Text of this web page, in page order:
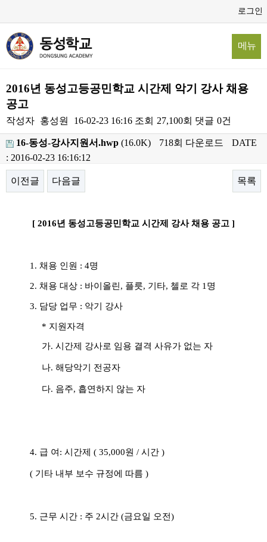
로그인
메뉴
2016년 동성고등공민학교 시간제 악기 강사 채용
공고
작성자 홍성원 16-02-23 16:16 조회 27,100회 댓글 0건
16-동성-강사지원서.hwp (16.0K) 718회 다운로드
DATE
: 2016-02-23 16:16:12
이전글 다음글 목록
[ 2016년 동성고등공민학교 시간제 강사 채용 공고 ]
1. 채용 인원 : 4명
2. 채용 대상 : 바이올린 , 플릇, 기타, 첼로 각 1 명
3. 담당 업무 : 악기 강사
* 지원자격
가. 시간제 강사로 임용 결격 사유가 없는 자
나. 해당악기 전공자
다. 음주, 흡연하지 않는 자
4. 급 여 : 시간제 ( 35,000원 / 시간 )
( 기타 내부 보수 규정에 따름 )
5. 근무 시간 : 주 2시간 (금요일 오전)